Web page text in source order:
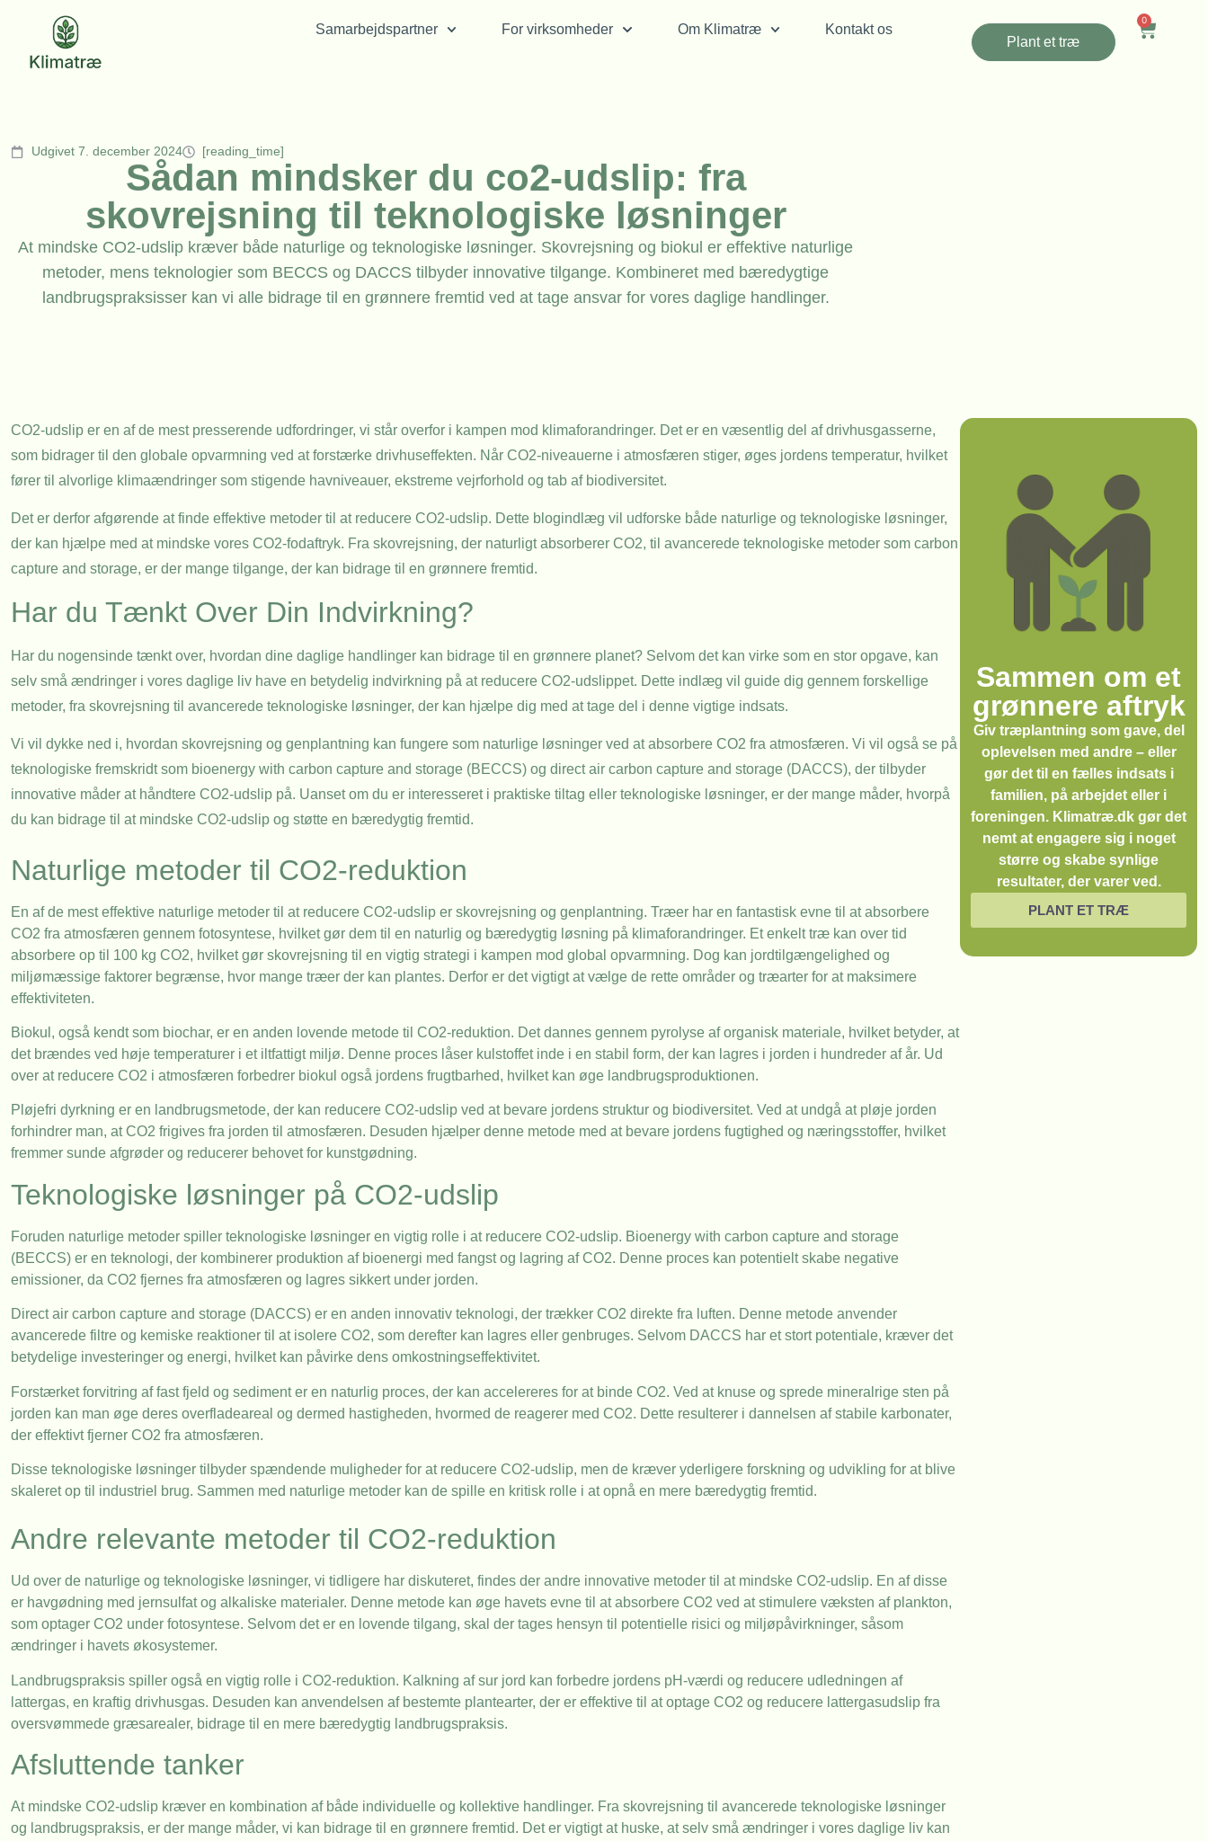
Samarbejdspartner For virksomheder Om Klimatræ
Kontakt os
Plant et træ
0
Udgivet 7. december 2024 [reading_time]
Sådan mindsker du co2-udslip: fra
skovrejsning til teknologiske løsninger
At mindske CO2-udslip kræver både naturlige og teknologiske løsninger. Skovrejsning og biokul er effektive naturlige
metoder, mens teknologier som BECCS og DACCS tilbyder innovative tilgange. Kombineret med bæredygtige
landbrugspraksisser kan vi alle bidrage til en grønnere fremtid ved at tage ansvar for vores daglige handlinger.
CO2-udslip er en af de mest presserende udfordringer, vi står overfor i kampen mod klimaforandringer. Det er en væsentlig del af drivhusgasserne,
som bidrager til den globale opvarmning ved at forstærke drivhuseffekten. Når CO2-niveauerne i atmosfæren stiger, øges jordens temperatur, hvilket
fører til alvorlige klimaændringer som stigende havniveauer, ekstreme vejrforhold og tab af biodiversitet.
Det er derfor afgørende at finde effektive metoder til at reducere CO2-udslip. Dette blogindlæg vil udforske både naturlige og teknologiske løsninger,
der kan hjælpe med at mindske vores CO2-fodaftryk. Fra skovrejsning, der naturligt absorberer CO2, til avancerede teknologiske metoder som carbon
capture and storage, er der mange tilgange, der kan bidrage til en grønnere fremtid.
Har du Tænkt Over Din Indvirkning?
Har du nogensinde tænkt over, hvordan dine daglige handlinger kan bidrage til en grønnere planet? Selvom det kan virke som en stor opgave, kan
selv små ændringer i vores daglige liv have en betydelig indvirkning på at reducere CO2-udslippet. Dette indlæg vil guide dig gennem forskellige
metoder, fra skovrejsning til avancerede teknologiske løsninger, der kan hjælpe dig med at tage del i denne vigtige indsats.
Vi vil dykke ned i, hvordan skovrejsning og genplantning kan fungere som naturlige løsninger ved at absorbere CO2 fra atmosfæren. Vi vil også se på
teknologiske fremskridt som bioenergy with carbon capture and storage (BECCS) og direct air carbon capture and storage (DACCS), der tilbyder
innovative måder at håndtere CO2-udslip på. Uanset om du er interesseret i praktiske tiltag eller teknologiske løsninger, er der mange måder, hvorpå
du kan bidrage til at mindske CO2-udslip og støtte en bæredygtig fremtid.
Naturlige metoder til CO2-reduktion
En af de mest effektive naturlige metoder til at reducere CO2-udslip er skovrejsning og genplantning. Træer har en fantastisk evne til at absorbere
CO2 fra atmosfæren gennem fotosyntese, hvilket gør dem til en naturlig og bæredygtig løsning på klimaforandringer. Et enkelt træ kan over tid
absorbere op til 100 kg CO2, hvilket gør skovrejsning til en vigtig strategi i kampen mod global opvarmning. Dog kan jordtilgængelighed og
miljømæssige faktorer begrænse, hvor mange træer der kan plantes. Derfor er det vigtigt at vælge de rette områder og træarter for at maksimere
effektiviteten.
Biokul, også kendt som biochar, er en anden lovende metode til CO2-reduktion. Det dannes gennem pyrolyse af organisk materiale, hvilket betyder, at
det brændes ved høje temperaturer i et iltfattigt miljø. Denne proces låser kulstoffet inde i en stabil form, der kan lagres i jorden i hundreder af år. Ud
over at reducere CO2 i atmosfæren forbedrer biokul også jordens frugtbarhed, hvilket kan øge landbrugsproduktionen.
Pløjefri dyrkning er en landbrugsmetode, der kan reducere CO2-udslip ved at bevare jordens struktur og biodiversitet. Ved at undgå at pløje jorden
forhindrer man, at CO2 frigives fra jorden til atmosfæren. Desuden hjælper denne metode med at bevare jordens fugtighed og næringsstoffer, hvilket
fremmer sunde afgrøder og reducerer behovet for kunstgødning.
Teknologiske løsninger på CO2-udslip
Foruden naturlige metoder spiller teknologiske løsninger en vigtig rolle i at reducere CO2-udslip. Bioenergy with carbon capture and storage
(BECCS) er en teknologi, der kombinerer produktion af bioenergi med fangst og lagring af CO2. Denne proces kan potentielt skabe negative
emissioner, da CO2 fjernes fra atmosfæren og lagres sikkert under jorden.
Direct air carbon capture and storage (DACCS) er en anden innovativ teknologi, der trækker CO2 direkte fra luften. Denne metode anvender
avancerede filtre og kemiske reaktioner til at isolere CO2, som derefter kan lagres eller genbruges. Selvom DACCS har et stort potentiale, kræver det
betydelige investeringer og energi, hvilket kan påvirke dens omkostningseffektivitet.
Forstærket forvitring af fast fjeld og sediment er en naturlig proces, der kan accelereres for at binde CO2. Ved at knuse og sprede mineralrige sten på
jorden kan man øge deres overfladeareal og dermed hastigheden, hvormed de reagerer med CO2. Dette resulterer i dannelsen af stabile karbonater,
der effektivt fjerner CO2 fra atmosfæren.
Disse teknologiske løsninger tilbyder spændende muligheder for at reducere CO2-udslip, men de kræver yderligere forskning og udvikling for at blive
skaleret op til industriel brug. Sammen med naturlige metoder kan de spille en kritisk rolle i at opnå en mere bæredygtig fremtid.
Andre relevante metoder til CO2-reduktion
Ud over de naturlige og teknologiske løsninger, vi tidligere har diskuteret, findes der andre innovative metoder til at mindske CO2-udslip. En af disse
er havgødning med jernsulfat og alkaliske materialer. Denne metode kan øge havets evne til at absorbere CO2 ved at stimulere væksten af plankton,
som optager CO2 under fotosyntese. Selvom det er en lovende tilgang, skal der tages hensyn til potentielle risici og miljøpåvirkninger, såsom
ændringer i havets økosystemer.
Landbrugspraksis spiller også en vigtig rolle i CO2-reduktion. Kalkning af sur jord kan forbedre jordens pH-værdi og reducere udledningen af
lattergas, en kraftig drivhusgas. Desuden kan anvendelsen af bestemte plantearter, der er effektive til at optage CO2 og reducere lattergasudslip fra
oversvømmede græsarealer, bidrage til en mere bæredygtig landbrugspraksis.
Afsluttende tanker
At mindske CO2-udslip kræver en kombination af både individuelle og kollektive handlinger. Fra skovrejsning til avancerede teknologiske løsninger
og landbrugspraksis, er der mange måder, vi kan bidrage til en grønnere fremtid. Det er vigtigt at huske, at selv små ændringer i vores daglige liv kan
Sammen om et
grønnere aftryk
Giv træplantning som gave, del
oplevelsen med andre – eller
gør det til en fælles indsats i
familien, på arbejdet eller i
foreningen. Klimatræ.dk gør det
nemt at engagere sig i noget
større og skabe synlige
resultater, der varer ved.
PLANT ET TRÆ